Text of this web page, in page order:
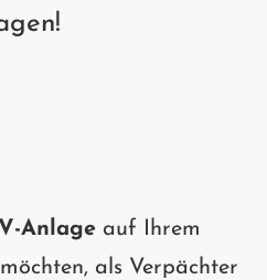
Anlage auf Ihrem
als Verpächter